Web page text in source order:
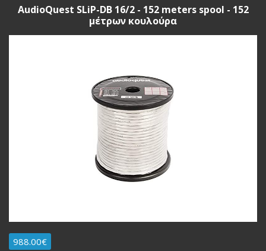
AudioQuest SLiP-DB 16/2 - 152 meters spool - 152
μέτρων κουλούρα
988.00€